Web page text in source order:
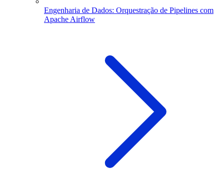
Engenharia de Dados: Orquestração de Pipelines com
Apache Airflow